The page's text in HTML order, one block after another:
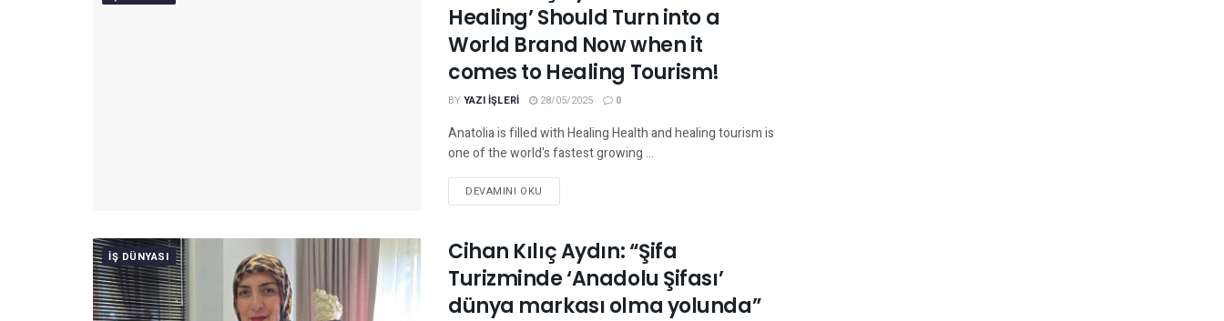
Healing’ Should Turn into a
World Brand Now when it
comes to Healing Tourism!
BYYAZI IŞLERI 28/05/2025 0
Anatolia is filled with Healing Health and healing tourism is
one of the world's fastest growing ...
DEVAMINI OKU
IŞ DÜNYASI
Cihan Kılıç Aydın: “Şifa
Turizminde ‘Anadolu Şifası’
dünya markası olma yolunda”